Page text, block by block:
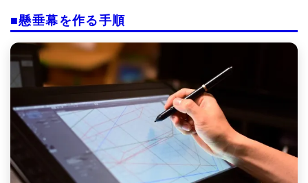
■懸垂幕を作る手順